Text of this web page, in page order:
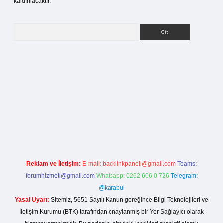
Reklam ve İletişim: E-mail: backlinkpaneli@gmail.com Teams:
forumhizmeti@gmail.com Whatsapp: 0262 606 0 726 Telegram:
@karabul
Yasal Uyarı: Sitemiz, 5651 Sayılı Kanun gereğince Bilgi Teknolojileri ve
İletişim Kurumu (BTK) tarafından onaylanmış bir Yer Sağlayıcı olarak